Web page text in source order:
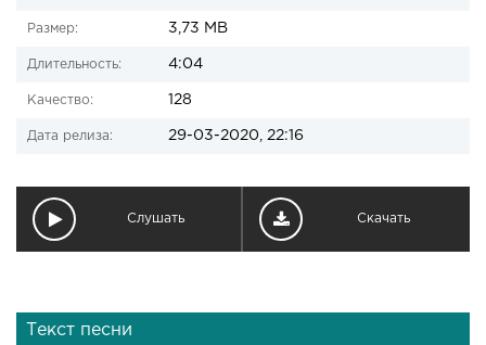
Размер: 3,73 MB
Длительность: 4:04
Качество: 128
Дата релиза: 29-03-2020, 22:16
Слушать Скачать
Текст песни